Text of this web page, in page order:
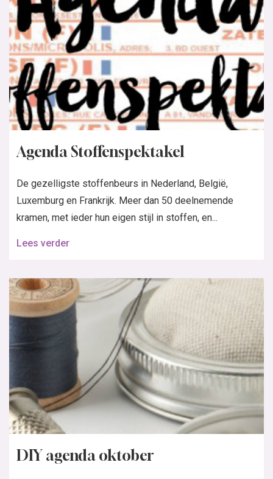
Agenda Stoffenspektakel
De gezelligste stoffenbeurs in Nederland, België,
Luxemburg en Frankrijk. Meer dan 50 deelnemende
kramen, met ieder hun eigen stijl in stoffen, en...
Lees verder
DIY agenda oktober